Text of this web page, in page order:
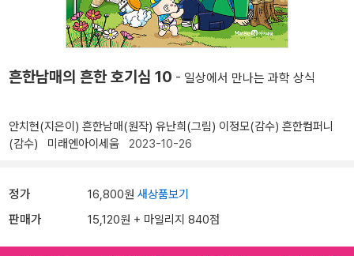
흔한남매의 흔한 호기심 10 - 일상에서 만나는 과학 상식
안치현(지은이) 흔한남매(원작) 유난희(그림) 이정모(감수) 흔한컴퍼니
(감수)
미래엔아이세움 2023-10-26
정가 16,800원 새상품보기
판매가 15,120원 + 마일리지 840점